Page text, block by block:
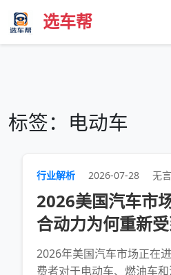
选车帮
标签：电动车
行业解析 2026-07-28 无言
2026美国汽车市
合动力为何重新受
2026年美国汽车市场正在
费者对于电动车、燃油车